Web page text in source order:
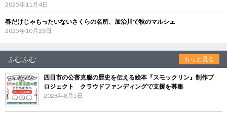
2025年11月4日
春だけじゃもったいないさくらの名所、加治川で秋のマルシェ
2025年10月23日
ふむふむ もっと見る
四日市の公害克服の歴史を伝える絵本『スモックリン』制作プ
ロジェクト クラウドファンディングで支援を募集
2026年8月5日